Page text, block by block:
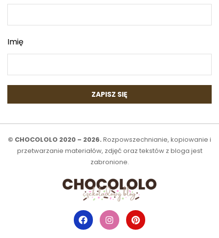
Imię
© CHOCOLOLO 2020 – 2026. Rozpowszechnianie, kopiowanie i
przetwarzanie materiałów, zdjęć oraz tekstów z bloga jest
zabronione.